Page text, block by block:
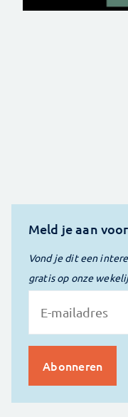
Meld je aan
Vond je dit een
gratis op onze